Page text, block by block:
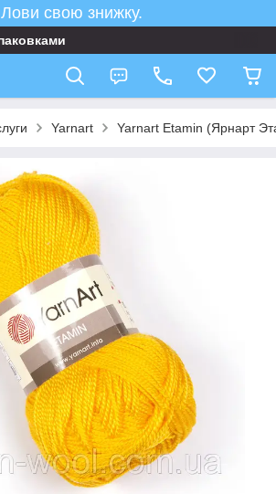
Лови свою знижку.
Yarnart Yarnart Etamin (Ярнарт